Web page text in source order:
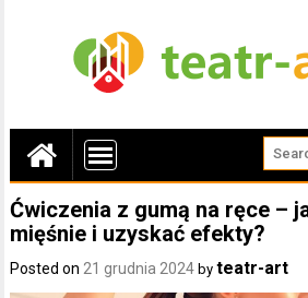
Ćwiczenia z gumą na ręce –
mięśnie i uzyskać efekty?
Posted on 21 grudnia 2024 byteatr-art